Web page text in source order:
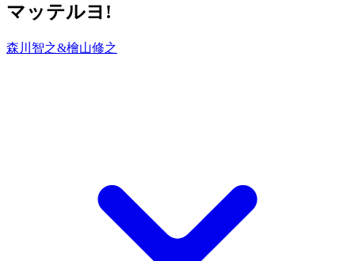
マッテルヨ!
森川智之&檜山修之